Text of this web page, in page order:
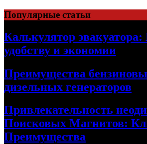
Skip
to
content
Популярные статьи
Калькулятор
удобству и экономии
Преимущества
дизельных генераторов
Привлекательность
Поисковых Магнитов:
Преимущества